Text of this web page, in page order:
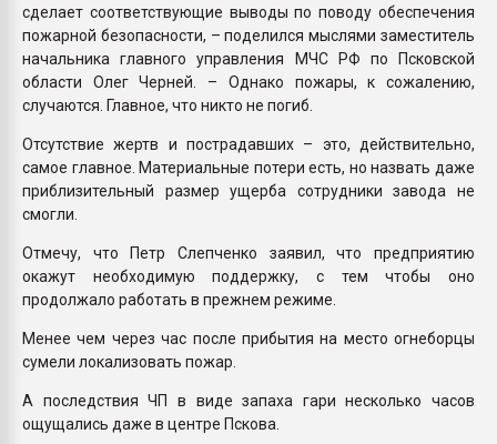
сделает соответствующие выводы по поводу обеспечения
пожарной безопасности, – поделился мыслями заместитель
начальника главного управления МЧС РФ по Псковской
области Олег Черней. – Однако пожары, к сожалению,
случаются. Главное, что никто не погиб.
Отсутствие жертв и пострадавших – это, действительно,
самое главное. Материальные потери есть, но назвать даже
приблизительный размер ущерба сотрудники завода не
смогли.
Отмечу, что Петр Слепченко заявил, что предприятию
окажут необходимую поддержку, с тем чтобы оно
продолжало работать в прежнем режиме.
Менее чем через час после прибытия на место огнеборцы
сумели локализовать пожар.
А последствия ЧП в виде запаха гари несколько часов
ощущались даже в центре Пскова.